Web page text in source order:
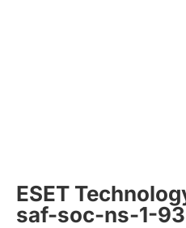
ESET
saf-soc-ns-1-93